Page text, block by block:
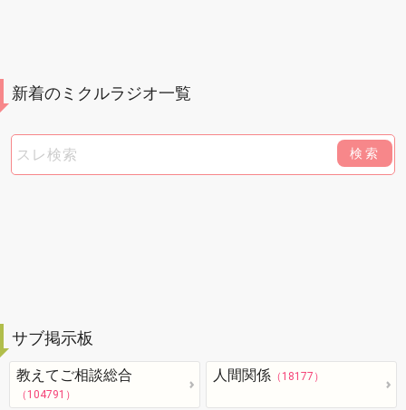
新着のミクルラジオ一覧
検索
サブ掲示板
教えてご相談総合
（104791）
人間関係 （18177）